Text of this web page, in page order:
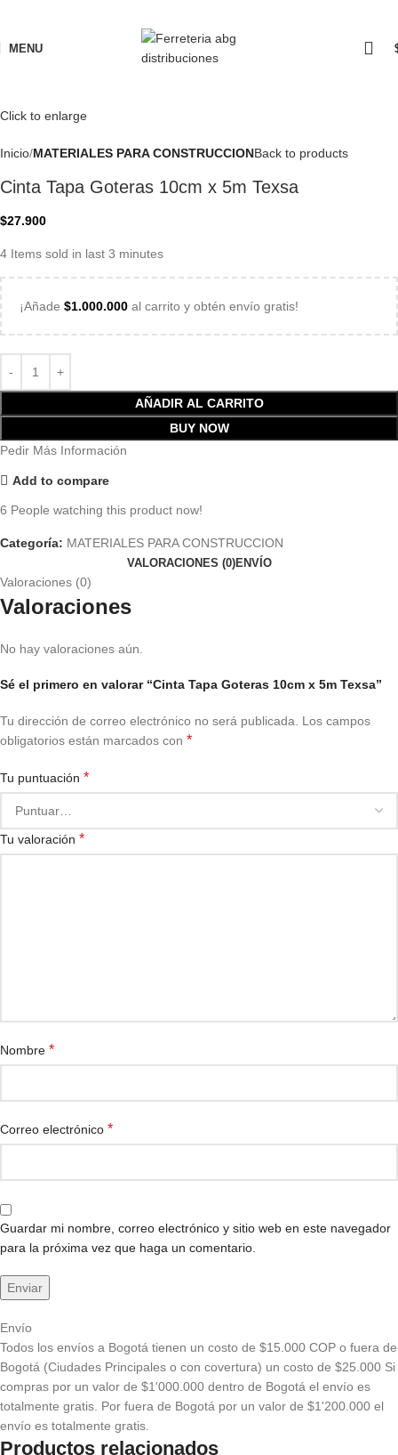
MENU
Click to enlarge
Inicio MATERIALES PARA CONSTRUCCIONBack to products
Cinta Tapa Goteras 10cm x 5m Texsa
$27.900
4 Items sold in last 3 minutes
¡Añade $1.000.000 al carrito y obtén envío gratis!
AÑADIR AL CARRITO
BUY NOW
Pedir Más Información
Add to compare
6 People watching this product now!
Categoría: MATERIALES PARA CONSTRUCCION
VALORACIONES (0)ENVÍO
Valoraciones (0)
Valoraciones
No hay valoraciones aún.
Sé el primero en valorar “Cinta Tapa Goteras 10cm x 5m Texsa”
Tu dirección de correo electrónico no será publicada. Los campos
obligatorios están marcados con *
Tu puntuación *
Tu valoración *
Nombre *
Correo electrónico *
Guardar mi nombre, correo electrónico y sitio web en este navegador
para la próxima vez que haga un comentario.
Envío
Todos los envíos a Bogotá tienen un costo de $15.000 COP o fuera de
Bogotá (Ciudades Principales o con covertura) un costo de $25.000 Si
compras por un valor de $1'000.000 dentro de Bogotá el envío es
totalmente gratis. Por fuera de Bogotá por un valor de $1'200.000 el
envío es totalmente gratis.
Productos relacionados